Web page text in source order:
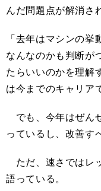
んだ問題点が解消さ
「去年はマシンの
なんなのかも判断が
たらいいのかを理解
は今までのキャリア
でも、今年はぜん
っているし、改善す
ただ、速さではレ
語っている。